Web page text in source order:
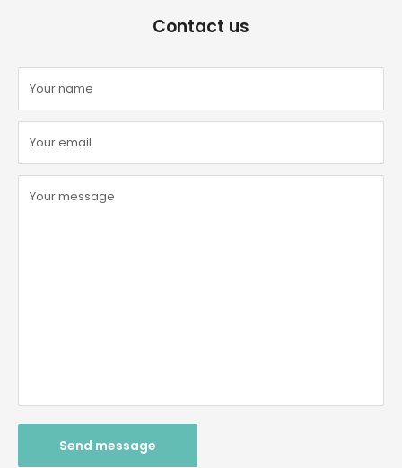
Contact us
Your name
Your email
Your message
Send message